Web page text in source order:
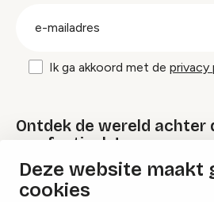
Deze website maakt
cookies
Ik ga akkoord met de privacy
Ontdek de wereld achter
van festivals!
Lees onze Festival